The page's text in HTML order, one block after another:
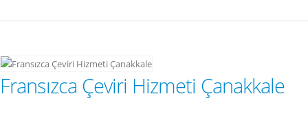
Fransızca Çeviri Hizmeti Çanakkale